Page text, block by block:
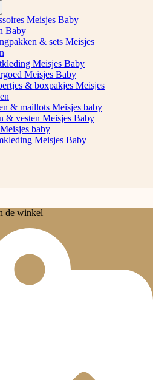
Meisjes Baby
Baby
& sets Meisjes
Meisjes Baby
Meisjes Baby
& boxpakjes Meisjes
& maillots Meisjes baby
& vesten Meisjes Baby
baby
Meisjes Baby
de winkel